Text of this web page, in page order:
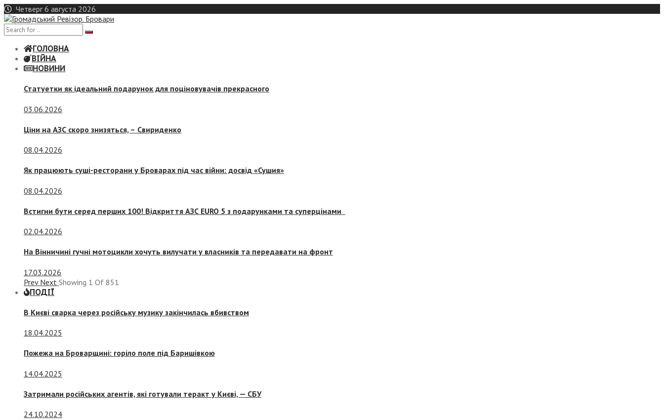
Skip
to
content
Четверг 6 августа 2026
ГОЛОВНА
ВІЙНА
НОВИНИ
Статуетки як ідеальний подарунок для поціновувачів прекрасного
03.06.2026
Ціни на АЗС скоро знизяться, – Свириденко
08.04.2026
Як працюють суші-ресторани у Броварах під час війни: досвід «Сушия»
08.04.2026
Встигни бути серед перших 100! Відкриття АЗС EURO 5 з подарунками та суперцінами
02.04.2026
На Вінничині гучні мотоцикли хочуть вилучати у власників та передавати на фронт
17.03.2026
Prev Next Showing 1 Of 851
ПОДІЇ
В Києві сварка через російську музику закінчилась вбивством
18.04.2025
Пожежа на Броварщині: горіло поле під Баришівкою
14.04.2025
Затримали російських агентів, які готували теракт у Києві, — СБУ
24.10.2024